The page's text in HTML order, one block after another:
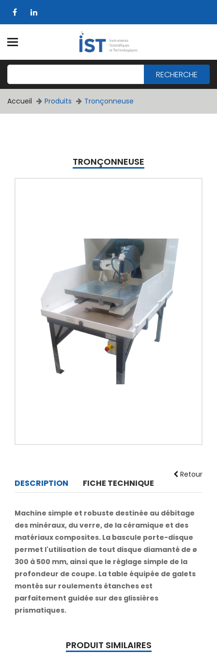
RECHERCHE
Accueil Produits Tronçonneuse
TRONÇONNEUSE
Retour
DESCRIPTION FICHE TECHNIQUE
Machine simple et robuste destinée au débitage
des minéraux, du verre, de la céramique et des
matériaux composites. La bascule porte-disque
permet l'utilisation de tout disque diamanté de ø
300 à 500 mm, ainsi que le réglage simple de la
profondeur de coupe. La table équipée de galets
montés sur roulements étanches est
parfaitement guidée sur des glissières
prismatiques.
PRODUIT SIMILAIRES